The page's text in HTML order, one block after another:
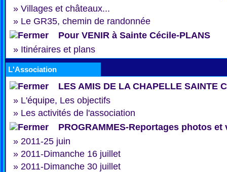
» Villages et châteaux...
» Le GR35, chemin de randonnée
Pour VENIR à Sainte Cécile-PLANS
» Itinéraires et plans
L'Association
LES AMIS DE LA CHAPELLE SAINTE
» L'équipe, Les objectifs
» Les activités de l'association
PROGRAMMES-Reportages photos et
» 2011-25 juin
» 2011-Dimanche 16 juillet
» 2011-Dimanche 30 juillet